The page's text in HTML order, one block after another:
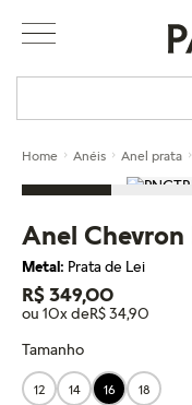
Busque por nome ou
Home Anéis Anel prata
Anel Chevron
Metal: Prata de Lei
R$ 349,00
ou 10x deR$ 34,90
Tamanho
12 14 16 18